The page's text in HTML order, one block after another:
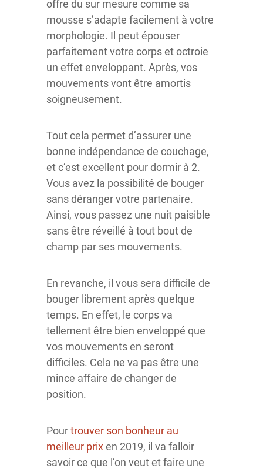
offre du sur mesure comme sa
mousse s’adapte facilement à votre
morphologie. Il peut épouser
parfaitement votre corps et octroie
un effet enveloppant. Après, vos
mouvements vont être amortis
soigneusement.
Tout cela permet d’assurer une
bonne indépendance de couchage,
et c’est excellent pour dormir à 2.
Vous avez la possibilité de bouger
sans déranger votre partenaire.
Ainsi, vous passez une nuit paisible
sans être réveillé à tout bout de
champ par ses mouvements.
En revanche, il vous sera difficile de
bouger librement après quelque
temps. En effet, le corps va
tellement être bien enveloppé que
vos mouvements en seront
difficiles. Cela ne va pas être une
mince affaire de changer de
position.
Pourtrouver son bonheur au
meilleur prixen 2019, il va falloir
savoir ce que l’on veut et faire une